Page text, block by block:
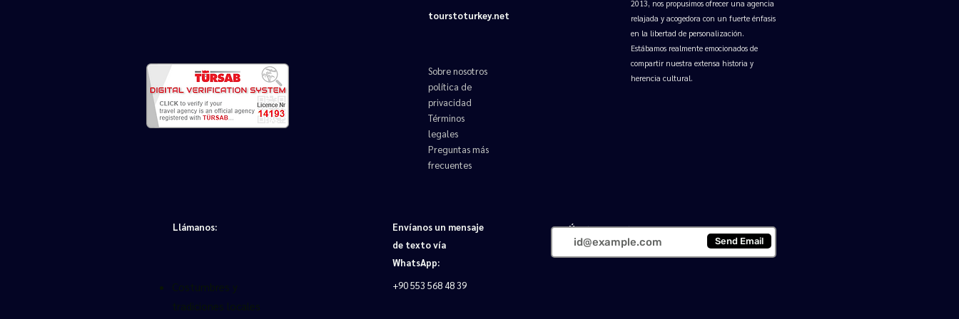
Llámanos:
Costumbres y
tradiciones locales
tourstoturkey.net
Sobre nosotros
política de
privacidad
Términos
legales
Preguntas más
frecuentes
Envíanos un mensaje
de texto vía
WhatsApp:
+90 553 568 48 39
2013, nos propusimos ofrecer una agencia
relajada y acogedora con un fuerte énfasis
en la libertad de personalización.
Estábamos realmente emocionados de
compartir nuestra extensa historia y
herencia cultural.
Únete a nosotros
Send Email